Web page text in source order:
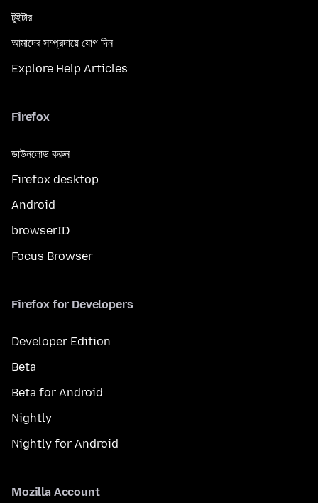
টুইটার
আমাদের সম্প্রদায়ে যোগ দিন
Explore Help Articles
Firefox
ডাউনলোড করুন
Firefox desktop
Android
browserID
Focus Browser
Firefox for Developers
Developer Edition
Beta
Beta for Android
Nightly
Nightly for Android
Mozilla Account